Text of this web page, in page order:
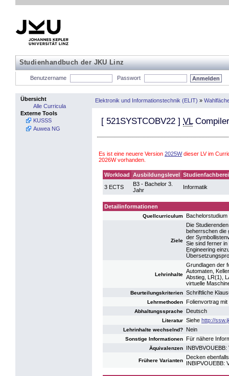
Studienhandbuch der JKU Linz
Benutzername Passwort
Übersicht
Alle Curricula
Externe Tools
KUSSS
Auwea NG
Elektronik und Informationstechnik (ELIT) »
[ 521SYSTCOBV22 ] VL
Es ist eine neuere Version 2025Wdieser LV im
2026W vorhanden.
Workload Ausbildungslevel
3 ECTS
B3 - Bachelor 3.
Jahr
Informatik
Detailinformationen
Quellcurriculum
Ziele
Die
beherrschen die
der
Sie sind ferner
Engineering
Lehrinhalte
Grundlagen der
Automaten,
Abstieg, LR(1),
virtuelle
Beurteilungskriterien Schriftliche
Lehrmethoden Folienvortrag mit
Abhaltungssprache Deutsch
Literatur Siehe http://
Lehrinhalte wechselnd? Nein
Sonstige Informationen Für nähere
Äquivalenzen
Frühere Varianten
Decken
INBIPVOUEBB: